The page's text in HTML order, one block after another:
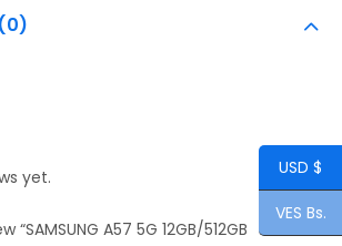
yet.
A57 5G 12GB/512GB
USD $
VES Bs.